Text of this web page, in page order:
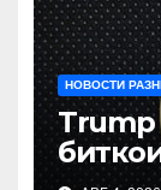
НОВОСТИ
Trump